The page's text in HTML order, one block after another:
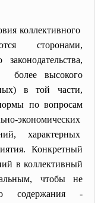
коллективного
сторонами,
более высокого
в той части,
по вопросам
экономических
характерных
Конкретный
в коллективный
чтобы не
содержания -